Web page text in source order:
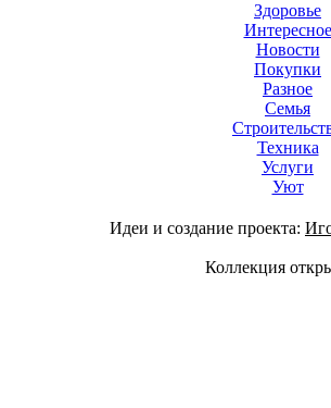
Здоровье
Интересное
Новости
Покупки
Разное
Семья
Техника
Услуги
Уют
Идеи и создание проекта:
Коллекция